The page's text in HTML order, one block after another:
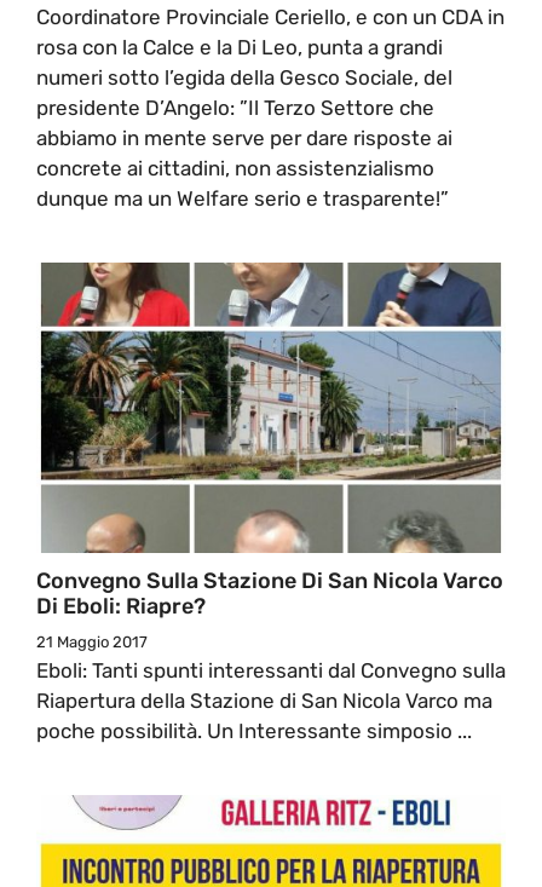
Coordinatore Provinciale Ceriello, e con un CDA in
rosa con la Calce e la Di Leo, punta a grandi
numeri sotto l’egida della Gesco Sociale, del
presidente D’Angelo: ”Il Terzo Settore che
abbiamo in mente serve per dare risposte ai
concrete ai cittadini, non assistenzialismo
dunque ma un Welfare serio e trasparente!”
Convegno Sulla Stazione Di San Nicola Varco
Di Eboli: Riapre?
21 Maggio 2017
Eboli: Tanti spunti interessanti dal Convegno sulla
Riapertura della Stazione di San Nicola Varco ma
poche possibilità. Un Interessante simposio ...